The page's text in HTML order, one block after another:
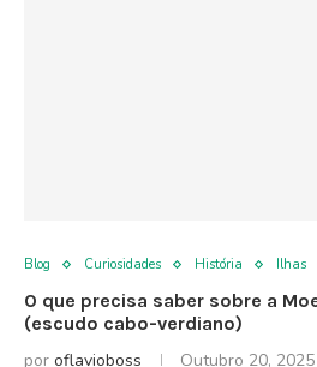
Blog Curiosidades História Ilhas
O que precisa saber sobre a
(escudo cabo-verdiano)
por oflavioboss Outubro 20, 2025